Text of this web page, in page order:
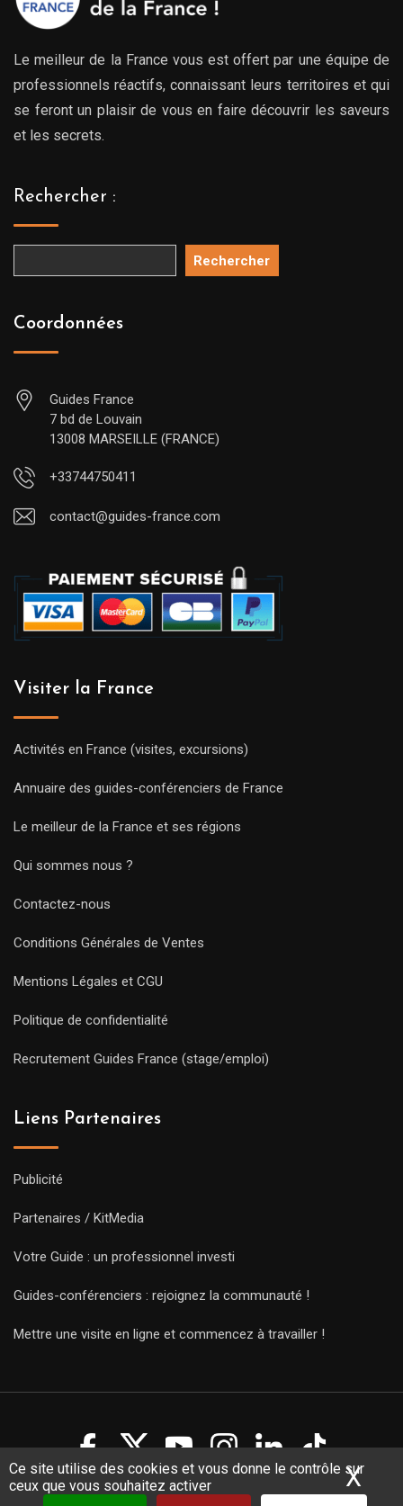
Ce site utilise des cookies et vous donne le contrôle sur
ceux que vous souhaitez activer
X
Le meilleur de la France vous est offert par une équipe de
professionnels réactifs, connaissant leurs territoires et qui
se feront un plaisir de vous en faire découvrir les saveurs
et les secrets.
Rechercher :
Rechercher
Coordonnées
Guides France
7 bd de Louvain
13008 MARSEILLE (FRANCE)
+33744750411
contact@guides-france.com
Visiter la France
Activités en France (visites, excursions)
Annuaire des guides-conférenciers de France
Le meilleur de la France et ses régions
Qui sommes nous ?
Contactez-nous
Conditions Générales de Ventes
Mentions Légales et CGU
Politique de confidentialité
Recrutement Guides France (stage/emploi)
Liens Partenaires
Publicité
Partenaires / KitMedia
Votre Guide : un professionnel investi
Guides-conférenciers : rejoignez la communauté !
Mettre une visite en ligne et commencez à travailler !
Copyright Guides 2021. Tous droits réservés.
Développement